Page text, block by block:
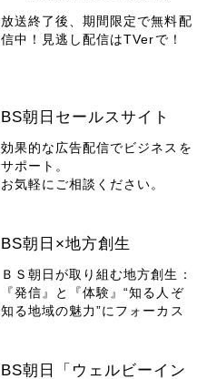
放送終了後、期間限定で無料配
信中！見逃し配信はTVerで！
BS朝日セールスサイト
効果的な広告配信でビジネスを
サポート。
お気軽にご相談ください。
BS朝日×地方創生
ＢＳ朝日が取り組む地方創生：
『発信』と『体験』“知る人ぞ
知る地域の魅力”にフォーカス
BS朝日「ウェルビーイン